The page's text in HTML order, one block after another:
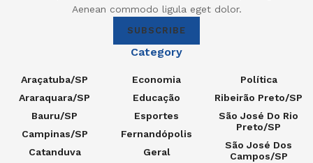
Aenean commodo ligula eget dolor.
SUBSCRIBE
Category
Araçatuba/SP
Araraquara/SP
Bauru/SP
Campinas/SP
Catanduva
Economia
Educação
Esportes
Fernandópolis
Geral
Política
Ribeirão Preto/SP
São José Do Rio
Preto/SP
São José Dos
Campos/SP